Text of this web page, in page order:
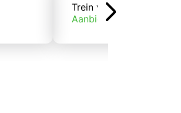
Trein vracht
Aanbiedingen krijgen